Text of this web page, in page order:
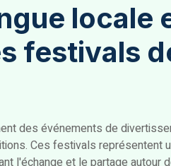
locale
festivals
des événements de
Ces festivals représentent
l'échange et le partage autour